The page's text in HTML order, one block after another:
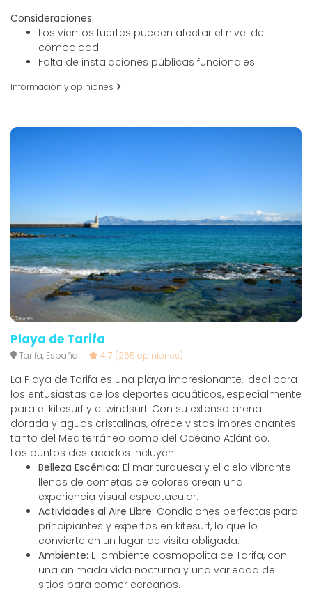
Consideraciones:
Los vientos fuertes pueden afectar el nivel de
comodidad.
Falta de instalaciones públicas funcionales.
Información y opiniones
Playa de Tarifa
Tarifa, España 4.7 (265 opiniones)
La Playa de Tarifa es una playa impresionante, ideal para
los entusiastas de los deportes acuáticos, especialmente
para el kitesurf y el windsurf. Con su extensa arena
dorada y aguas cristalinas, ofrece vistas impresionantes
tanto del Mediterráneo como del Océano Atlántico.
Los puntos destacados incluyen:
Belleza Escénica: El mar turquesa y el cielo vibrante
llenos de cometas de colores crean una
experiencia visual espectacular.
Actividades al Aire Libre: Condiciones perfectas para
principiantes y expertos en kitesurf, lo que lo
convierte en un lugar de visita obligada.
Ambiente: El ambiente cosmopolita de Tarifa, con
una animada vida nocturna y una variedad de
sitios para comer cercanos.